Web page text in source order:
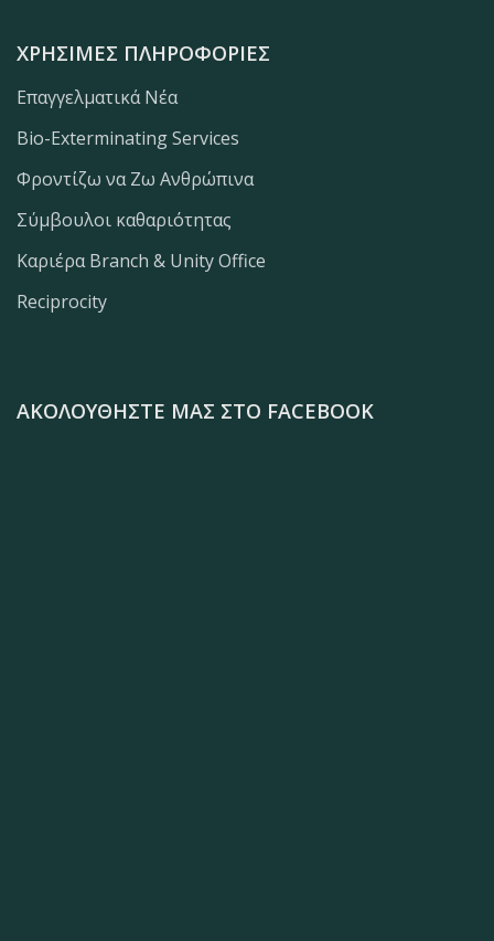
ΧΡΉΣΙΜΕΣ ΠΛΗΡΟΦΟΡΊΕΣ
Επαγγελματικά Νέα
Bio-Exterminating Services
Φροντίζω να Ζω Ανθρώπινα
Σύμβουλοι καθαριότητας
Καριέρα Branch & Unity Office
Reciprocity
ΑΚΟΛΟΥΘΉΣΤΕ ΜΑΣ ΣΤΟ FACEBOOK